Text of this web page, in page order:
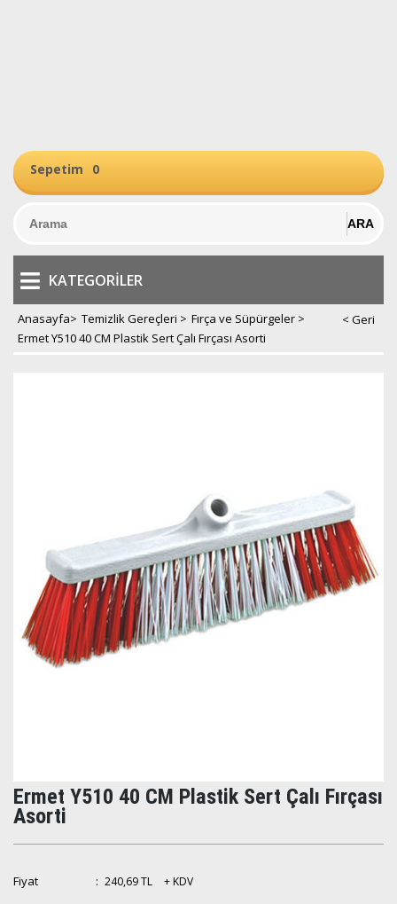
Sepetim 0
KATEGORILER
Anasayfa> Temizlik Gereçleri > Fırça ve Süpürgeler >
Ermet Y510 40 CM Plastik Sert Çalı Fırçası Asorti
Ermet Y510 40 CM Plastik Sert Çalı Fırçası
Asorti
Fiyat : 240,69 TL + KDV